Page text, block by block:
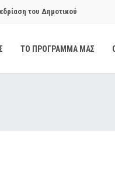
του Δημοτικού
του Δημοτικού
την παρέμβαση της Ανοιχτής
ΤΟ ΠΡΟΓΡΑΜΜΑ ΜΑΣ